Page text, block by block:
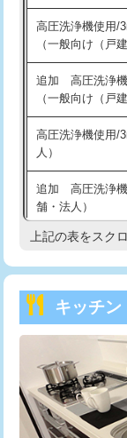
交換・取付(排水
（P/S/ポップア
交換・取付（そ
持込商品取付（
持込商品取付（混
持込商品取付（
持込商品取付（
持込商品取付（
給水管工事※（ホ
給水管工事※（
給水管工事※（
給水管工事※（
高圧洗浄機使用/
（一般向け（戸
追加 高圧洗浄機
（一般向け（戸
高圧洗浄機使用/
人）
追加 高圧洗浄
舗・法人）
高度高圧洗浄換
トーラー機使用/
追加トーラー機
カメラ調査
桝清掃
上記の表をスク
キッチン